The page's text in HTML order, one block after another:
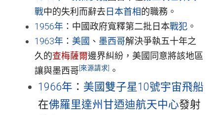
戰中的失利而辭去日本首相的職務。
1956年 ：中國政府寬釋第二批日本戰犯 。
1963年 ： 美國 、 墨西哥解決爭執五十年之
久的查梅薩爾邊界糾紛，美國同意將該地區
讓與墨西哥[來源請求] 。
1966年 ： 美國雙子星10號宇宙飛船
在佛羅里達州 甘迺迪航天中心發射